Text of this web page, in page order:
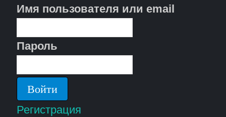
Имя пользователя или email
Пароль
Регистрация